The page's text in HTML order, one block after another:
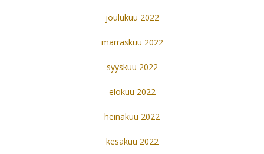
joulukuu 2022
marraskuu 2022
syyskuu 2022
elokuu 2022
heinäkuu 2022
kesäkuu 2022